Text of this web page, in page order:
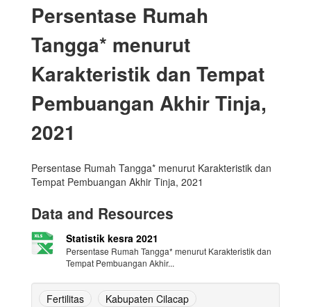
Persentase Rumah
Tangga* menurut
Karakteristik dan Tempat
Pembuangan Akhir Tinja,
2021
Persentase Rumah Tangga* menurut Karakteristik dan
Tempat Pembuangan Akhir Tinja, 2021
Data and Resources
Statistik kesra 2021
Persentase Rumah Tangga* menurut Karakteristik dan
Tempat Pembuangan Akhir...
Fertilitas
Kabupaten Cilacap